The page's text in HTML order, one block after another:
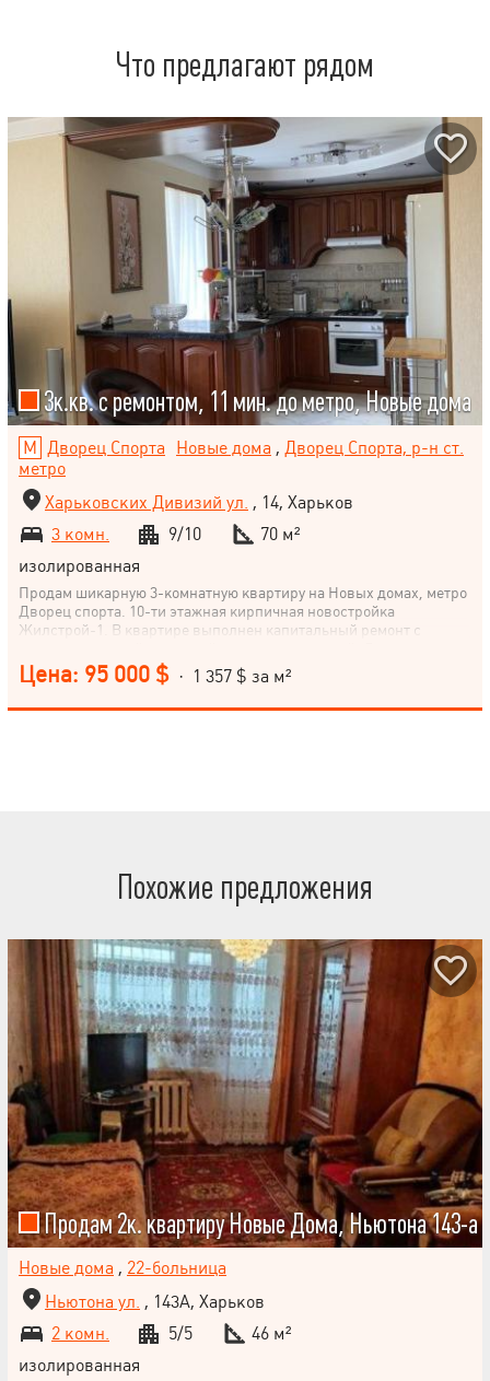
Что предлагают рядом
3к.кв. с ремонтом, 11 мин. до метро, ​​Новые дома
Дворец Спорта Новые дома , Дворец Спорта, р-н ст.
метро
Харьковских Дивизий ул. , 14, Харьков
3 комн.
9/10
70 м²
изолированная
Продам шикарную 3-комнатную квартиру на Новых домах, метро
Дворец спорта. 10-ти этажная кирпичная новостройка
Жилстрой-1. В квартире выполнен капитальный ремонт с
коробки из дерева ценных пород. Полностью укомплектована
мебелью и техникой. Закрытый тамбур на две квартиры.
Документы в порядке. Показ в удобное время.
Цена: 95 000 $ · 1 357 $ за м²
Похожие предложения
Продам 2к. квартиру Новые Дома, Ньютона 143-а
Новые дома , 22-больница
Ньютона ул. , 143А, Харьков
2 комн.
5/5
46 м²
изолированная